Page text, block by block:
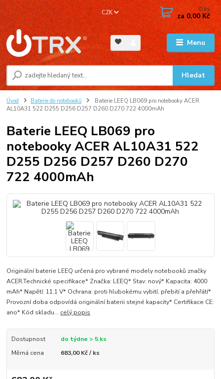
Menu
CZK
Hledat
0ks
za0,00 Kč
Úvod Baterie do notebooků
Baterie LEEQ LB069 pro notebooky ACER
AL10A31 522 D255 D256 D257 D260 D270 722 4000mAh
Baterie LEEQ LB069 pro
notebooky ACER AL10A31 522
D255 D256 D257 D260 D270
722 4000mAh
Originální baterie LEEQ určená pro vybrané modely notebooků značky
ACER.Technické specifikace* Značka: LEEQ* Stav: nový* Kapacita: 4000
mAh* Napětí: 11.1 V* Ochrana: proti hlubokému vybití, přebití a přehřátí*
Provozní doba odpovídá originální baterii stejné kapacity* Certifikace CE:
ano* Kód skladu... celý popis
Dostupnost
do týdne > 5 ks
Měrná cena
683,00 Kč / ks